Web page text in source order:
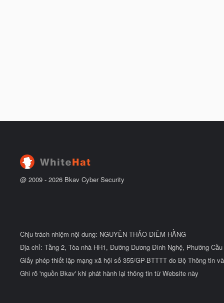
@ 2009 - 2026 Bkav Cyber Security
Chịu trách nhiệm nội dung: NGUYỄN THẢO DIỄM HẰNG
Địa chỉ: Tầng 2, Tòa nhà HH1, Đường Dương Đình Nghệ, Phường
Giấy phép thiết lập mạng xã hội số 355/GP-BTTTT do Bộ Thông tin
Ghi rõ 'nguồn Bkav' khi phát hành lại thông tin từ Website này